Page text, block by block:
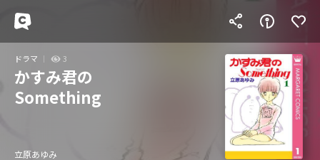
ドラマ 3
かすみ君の
Something
立原あゆみ